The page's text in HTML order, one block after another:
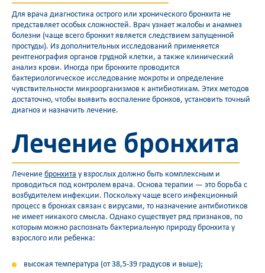
Для врача диагностика острого или хронического бронхита не
представляет особых сложностей. Врач узнает жалобы и анамнез
болезни (чаще всего бронхит является следствием запущенной
простуды). Из дополнительных исследований применяется
рентгенография органов грудной клетки, а также клинический
анализ крови. Иногда при бронхите проводится
бактериологическое исследование мокроты и определение
чувствительности микроорганизмов к антибиотикам. Этих методов
достаточно, чтобы выявить воспаление бронхов, установить точный
диагноз и назначить лечение.
Лечение бронхита
Лечение бронхита у взрослых должно быть комплексным и
проводиться под контролем врача. Основа терапии — это борьба с
возбудителем инфекции. Поскольку чаще всего инфекционный
процесс в бронхах связан с вирусами, то назначение антибиотиков
не имеет никакого смысла. Однако существует ряд признаков, по
которым можно распознать бактериальную природу бронхита у
взрослого или ребенка:
высокая температура (от 38,5-39 градусов и выше);